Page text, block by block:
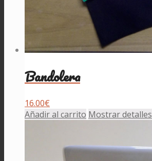
Bandolera
16.00€
Añadir al carrito Mostrar detalles